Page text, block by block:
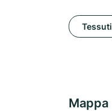
Tessuti
Mappa